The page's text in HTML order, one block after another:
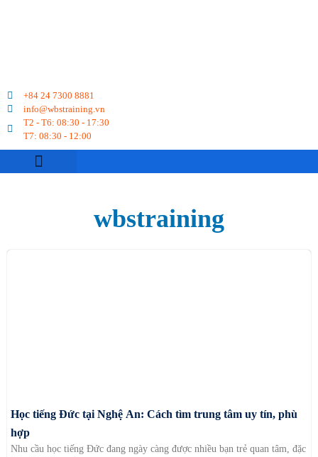
+84 24 7300 8881
info@wbstraining.vn
T2 - T6: 08:30 - 17:30
T7: 08:30 - 12:00
wbstraining
Học tiếng Đức tại Nghệ An: Cách tìm trung tâm uy tín, phù
hợp
Nhu cầu học tiếng Đức đang ngày càng được nhiều bạn trẻ quan tâm, đặc